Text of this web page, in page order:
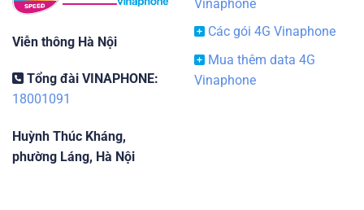
Viễn thông Hà Nội
Tổng đài VINAPHONE:
18001091
Huỳnh Thúc Kháng,
phường Láng, Hà Nội
Vinaphone
Các gói 4G Vinaphone
Mua thêm data 4G
Vinaphone